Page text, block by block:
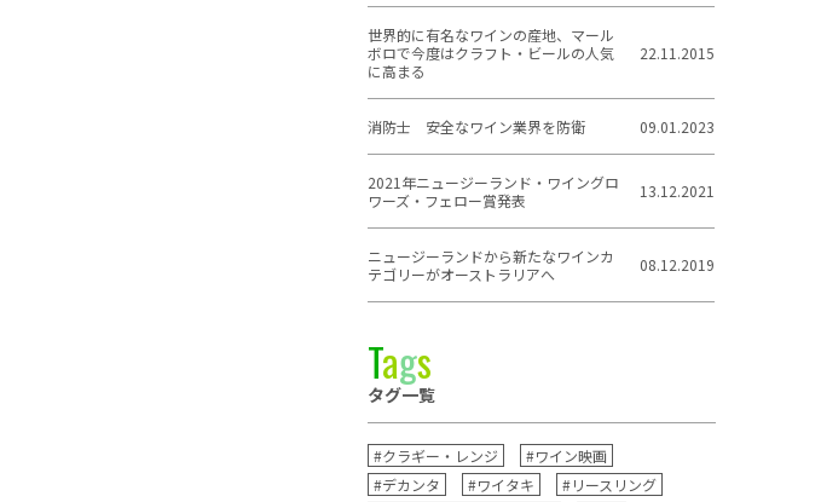
世界的に有名なワインの産地、マール
ボロで今度はクラフト・ビールの人気
に高まる
22.11.2015
消防士 安全なワイン業界を防衛 09.01.2023
2021年ニュージーランド・ワイングロ
ワーズ・フェロー賞発表
13.12.2021
ニュージーランドから新たなワインカ
テゴリーがオーストラリアへ
08.12.2019
Tags
タグ一覧
#クラギー・レンジ
#ワイン映画
#デカンタ
#ワイタキ
#リースリング